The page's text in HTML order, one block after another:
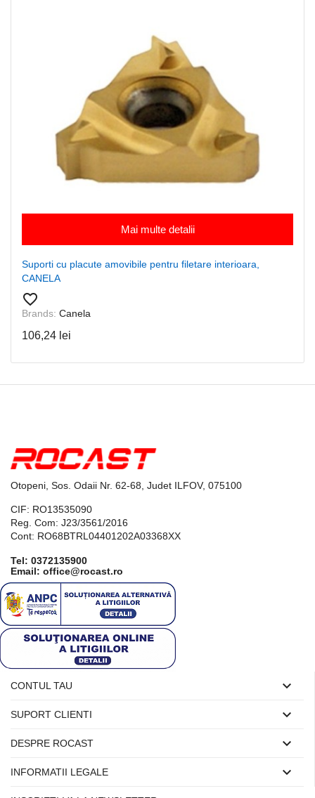
Mai multe detalii
Suporti cu placute amovibile pentru filetare interioara,
CANELA
favorite_border
Brands: Canela
106,24 lei
Otopeni, Sos. Odaii Nr. 62-68, Judet ILFOV, 075100
CIF: RO13535090
Reg. Com: J23/3561/2016
Cont: RO68BTRL04401202A03368XX
Tel: 0372135900
Email: office@rocast.ro
CONTUL TAU 
SUPORT CLIENTI 
DESPRE ROCAST 
INFORMATII LEGALE 